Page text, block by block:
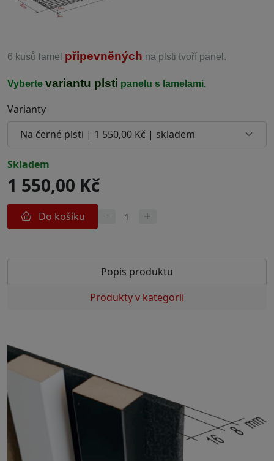
6 kusů lamel připevněných na plsti tvoří panel.
Vyberte variantu plsti panelu s lamelami.
Varianty
skladem
1 550,00 Kč
Do košíku
Popis produktu
Produkty v kategorii